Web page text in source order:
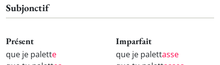
Subjonctif
Présent
que je palette
Imparfait
que je palettasse